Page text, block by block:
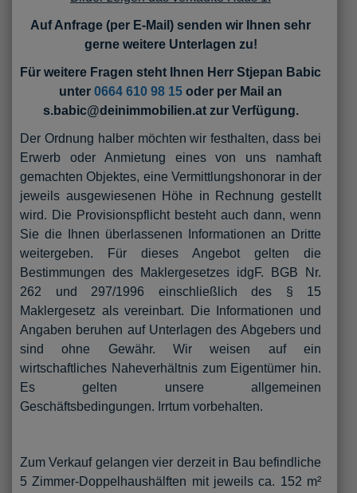
Auf Anfrage (per E-Mail) senden wir Ihnen sehr
gerne weitere Unterlagen zu!
Für weitere Fragen steht Ihnen Herr Stjepan Babic
unter 0664 610 98 15 oder per Mail an
s.babic@deinimmobilien.at zur Verfügung.
Der Ordnung halber möchten wir festhalten, dass bei
Erwerb oder Anmietung eines von uns namhaft
gemachten Objektes, eine Vermittlungshonorar in der
jeweils ausgewiesenen Höhe in Rechnung gestellt
wird. Die Provisionspflicht besteht auch dann, wenn
Sie die Ihnen überlassenen Informationen an Dritte
weitergeben. Für dieses Angebot gelten die
Bestimmungen des Maklergesetzes idgF. BGB Nr.
262 und 297/1996 einschließlich des § 15
Maklergesetz als vereinbart. Die Informationen und
Angaben beruhen auf Unterlagen des Abgebers und
sind ohne Gewähr. Wir weisen auf ein
wirtschaftliches Naheverhältnis zum Eigentümer hin.
Es gelten unsere allgemeinen
Geschäftsbedingungen. Irrtum vorbehalten.
Zum Verkauf gelangen vier derzeit in Bau befindliche
5 Zimmer-Doppelhaushälften mit jeweils ca. 152 m²